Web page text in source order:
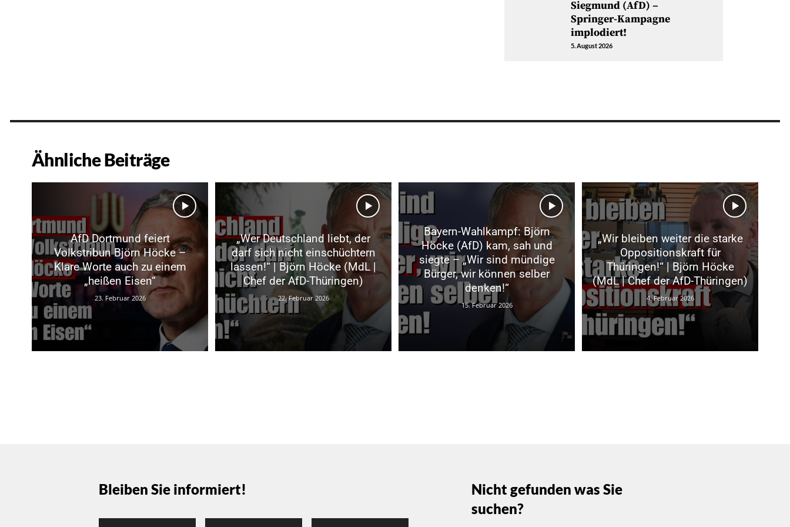
Siegmund (AfD) –
Springer-Kampagne
implodiert!
5. August 2026
Ähnliche Beiträge
AfD Dortmund feiert
Volkstribun Björn Höcke –
Klare Worte auch zu einem
„heißen Eisen“
23. Februar 2026
„Wer Deutschland liebt, der
darf sich nicht einschüchtern
lassen!“ | Björn Höcke (MdL |
Chef der AfD-Thüringen)
22. Februar 2026
Bayern-Wahlkampf: Björn
Höcke (AfD) kam, sah und
siegte – „Wir sind mündige
Bürger, wir können selber
denken!“
15. Februar 2026
„Wir bleiben weiter die starke
Oppositionskraft für
Thüringen!“ | Björn Höcke
(MdL | Chef der AfD-Thüringen)
4. Februar 2026
Bleiben Sie informiert!
Nicht gefunden was Sie
suchen?